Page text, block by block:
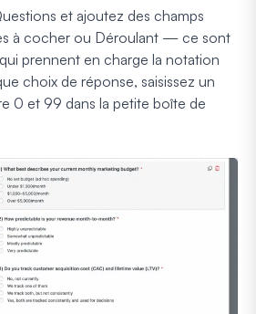
et ajoutez des champs
à cocher ou Déroulant — ce sont
prennent en charge la notation
choix de réponse, saisissez un
0 et 99 dans la petite boîte de